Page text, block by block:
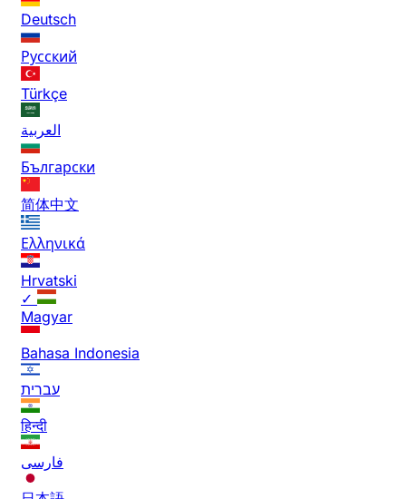
Deutsch
Русский
Türkçe
العربية
Български
简体中文
Ελληνικά
Hrvatski
✓
Magyar
Bahasa Indonesia
עברית
हिन्दी
فارسی